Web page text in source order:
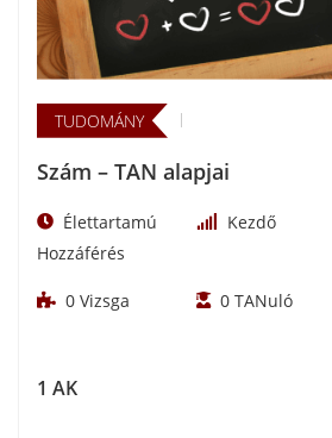
TUDOMÁNY
Szám – TAN alapjai
Élettartamú
Hozzáférés
Kezdő
0 Vizsga 0TANuló
1 AK